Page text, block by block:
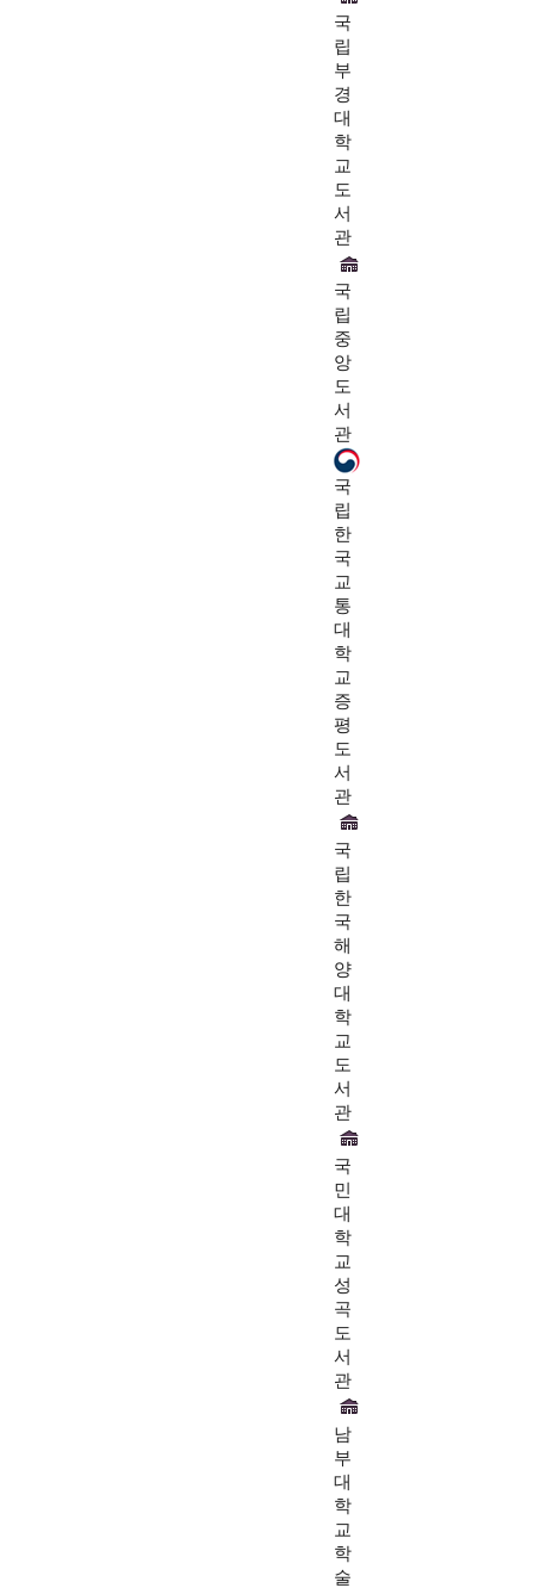
국
립
부
경
대
학
교
도
서
관
국
립
중
앙
도
서
관
국
립
한
국
교
통
대
학
교
증
평
도
서
관
국
립
한
국
해
양
대
학
교
도
서
관
국
민
대
학
교
성
곡
도
서
관
남
부
대
학
교
학
술